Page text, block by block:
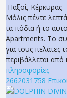
Παξοί, Κέρκυρας
Μόλις πέντε
τα πόδια ή το
Apartments. Το
για τους πελάτες
περιβάλλεται από
πληροφορίες
2662031758